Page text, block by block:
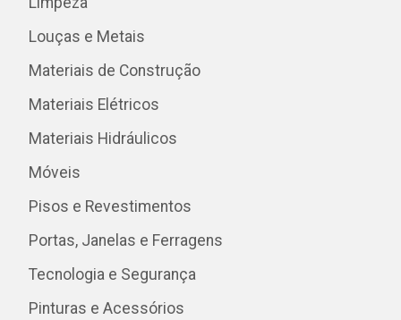
Louças e Metais
Materiais de Construção
Materiais Elétricos
Materiais Hidráulicos
Móveis
Pisos e Revestimentos
Portas, Janelas e Ferragens
Tecnologia e Segurança
Pinturas e Acessórios